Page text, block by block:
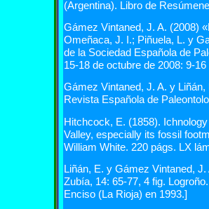
(Argentina). Libro de
Gámez Vintaned, J. A. (2008)
Omeñaca, J. I.; Piñuela, L. y
de la Sociedad Española de
15-18 de octubre de 2008: 9-16
Gámez Vintaned, J. A. y
Revista Española de
Hitchcock, E. (1858).
Valley, especially its fossil
William White. 220 págs. LX
Liñán, E. y Gámez Vintaned,
Zubía, 14: 65-77, 4 fig.
Enciso (La Rioja) en 1993.]